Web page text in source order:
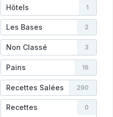
Hôtels 1
Les Bases 2
Non Classé 3
Pains 16
Recettes Salées 290
Recettes
0